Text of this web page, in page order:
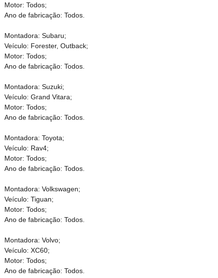
Motor: Todos;
Ano de fabricação: Todos.
Montadora: Subaru;
Veículo: Forester, Outback;
Motor: Todos;
Ano de fabricação: Todos.
Montadora: Suzuki;
Veículo: Grand Vitara;
Motor: Todos;
Ano de fabricação: Todos.
Montadora: Toyota;
Veículo: Rav4;
Motor: Todos;
Ano de fabricação: Todos.
Montadora: Volkswagen;
Veículo: Tiguan;
Motor: Todos;
Ano de fabricação: Todos.
Montadora: Volvo;
Veículo: XC60;
Motor: Todos;
Ano de fabricação: Todos.